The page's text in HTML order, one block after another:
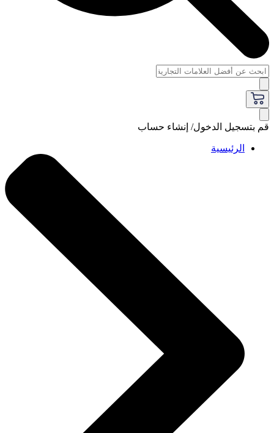
قم بتسجيل الدخول/ إنشاء حساب
الرئيسية